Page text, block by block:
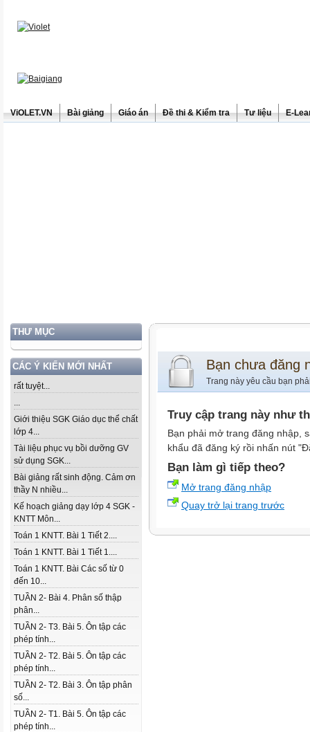
ViOLET.VN Bài giảng Giáo án Đề thi & Kiểm tra Tư liệu E-
THƯ MỤC
CÁC Ý KIẾN MỚI NHẤT
rất tuyệt...
...
Giới thiệu SGK Giáo dục thể chất
lớp 4...
Tài liệu phục vụ bồi dưỡng GV
sử dụng SGK...
Bài giảng rất sinh động. Cảm ơn
thầy N nhiều...
Kế hoạch giảng dạy lớp 4 SGK -
KNTT Môn...
Toán 1 KNTT. Bài 1 Tiết 2....
Toán 1 KNTT. Bài 1 Tiết 1....
Toán 1 KNTT. Bài Các số từ 0
đến 10...
TUẦN 2- Bài 4. Phân số thập
phân...
TUẦN 2- T3. Bài 5. Ôn tập các
phép tính...
TUẦN 2- T2. Bài 5. Ôn tập các
phép tính...
TUẦN 2- T2. Bài 3. Ôn tập phân
số...
TUẦN 2- T1. Bài 5. Ôn tập các
phép tính...
Bạn chưa đăng
Trang này yêu cầu bạn
Truy cập trang này như
Bạn phải mở trang đăng nhập,
khẩu đã đăng ký rồi nhấn nút
Bạn làm gì tiếp theo?
Mở trang đăng nhập
Quay trở lại trang trước